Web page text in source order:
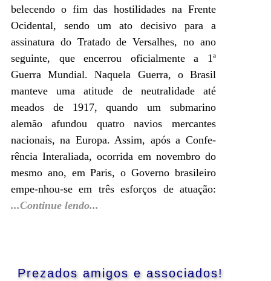
belecendo o fim das hostilidades na Frente
Ocidental, sendo um ato decisivo para a
assinatura do Tratado de Versalhes, no ano
seguinte, que encerrou oficialmente a 1ª
Guerra Mundial. Naquela Guerra, o Brasil
manteve uma atitude de neutralidade até
meados de 1917, quando um submarino
alemão afundou quatro navios mercantes
nacionais, na Europa. Assim, após a Confe-
rência Interaliada, ocorrida em novembro do
mesmo ano, em Paris, o Governo brasileiro
empe-nhou-se em três esforços de atuação:
...Continue lendo...
Prezados amigos e associados!